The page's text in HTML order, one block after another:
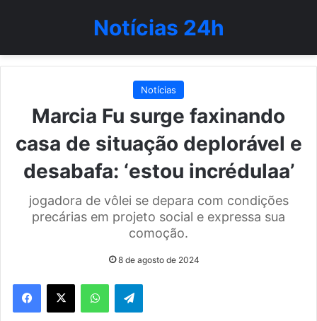
Notícias 24h
Notícias
Marcia Fu surge faxinando
casa de situação deplorável e
desabafa: ‘estou incrédulaa’
jogadora de vôlei se depara com condições
precárias em projeto social e expressa sua
comoção.
8 de agosto de 2024
WhatsAppTelegram